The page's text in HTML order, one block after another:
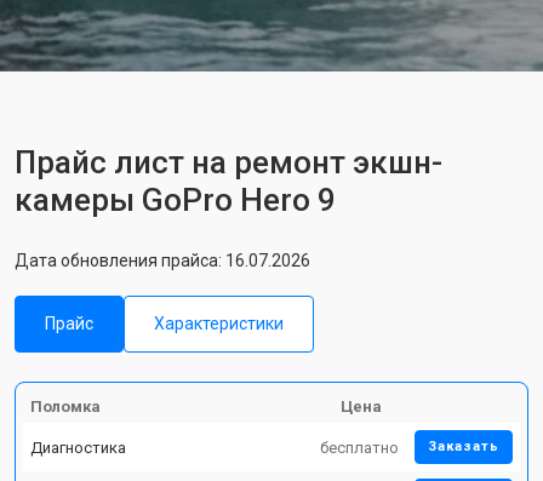
Прайс лист на ремонт экшн-
камеры GoPro Hero 9
Дата обновления прайса: 16.07.2026
Прайс Характеристики
Поломка Цена
Диагностика бесплатно Заказать